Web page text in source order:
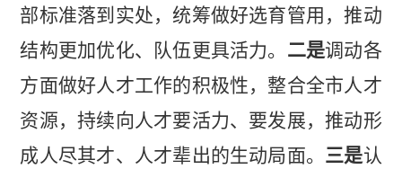
部标准落到实处，统筹做好选育管用，推动
结构更加优化、队伍更具活力。 二是调动各
方面做好人才工作的积极性，整合全市人才
资源，持续向人才要活力、要发展，推动形
成人尽其才、人才辈出的生动局面。 三是认